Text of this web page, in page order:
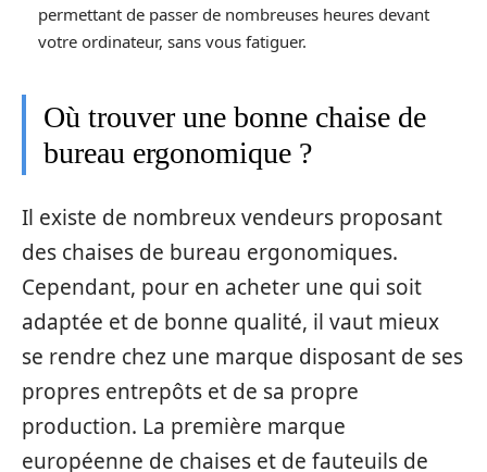
permettant de passer de nombreuses heures devant
votre ordinateur, sans vous fatiguer.
Où trouver une bonne chaise de
bureau ergonomique ?
Il existe de nombreux vendeurs proposant
des chaises de bureau ergonomiques.
Cependant, pour en acheter une qui soit
adaptée et de bonne qualité, il vaut mieux
se rendre chez une marque disposant de ses
propres entrepôts et de sa propre
production. La première marque
européenne de chaises et de fauteuils de